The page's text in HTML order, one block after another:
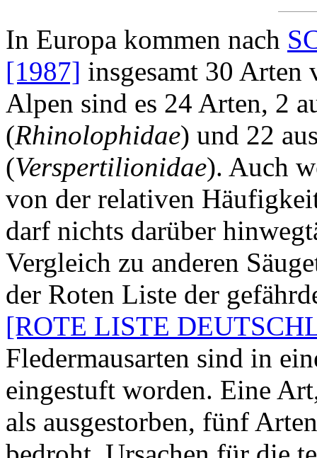
In Europa kommen nach
[1987] insgesamt 30
Alpen sind es 24 Arten, 2
(Rhinolophidae) und 22
(Verspertilionidae). Auch
von der relativen
darf nichts darüber
Vergleich zu anderen
der Roten Liste der
[ROTE LISTE
Fledermausarten sind in
eingestuft worden. Eine
als ausgestorben, fünf